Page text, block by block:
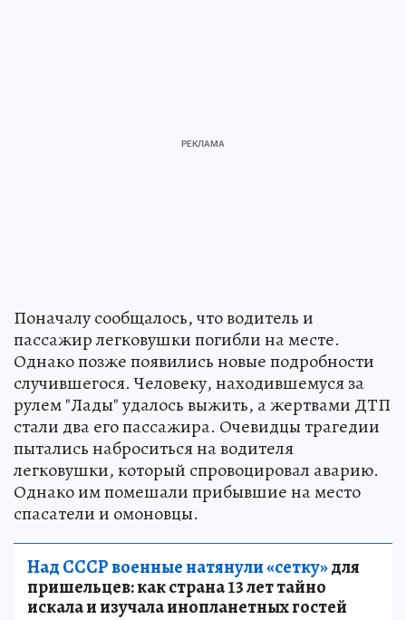
Поначалу сообщалось, что водитель и
пассажир легковушки погибли на месте.
Однако позже появились новые подробности
случившегося. Человеку, находившемуся за
рулем "Лады" удалось выжить, а жертвами ДТП
стали два его пассажира. Очевидцы трагедии
пытались наброситься на водителя
легковушки, который спровоцировал аварию.
Однако им помешали прибывшие на место
спасатели и омоновцы.
Над СССР военные натянули «сетку»для
пришельцев: как страна 13 лет тайно
искала и изучала инопланетных гостей